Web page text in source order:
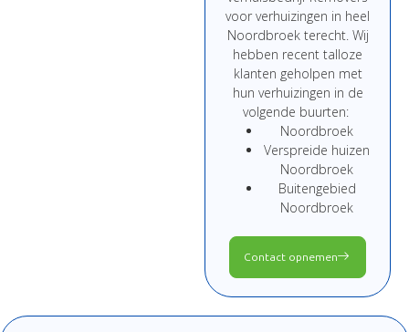
voor verhuizingen in heel
Noordbroek terecht. Wij
hebben recent talloze
klanten geholpen met
hun verhuizingen in de
volgende buurten:
Noordbroek
Verspreide huizen
Noordbroek
Buitengebied
Noordbroek
Contact opnemen